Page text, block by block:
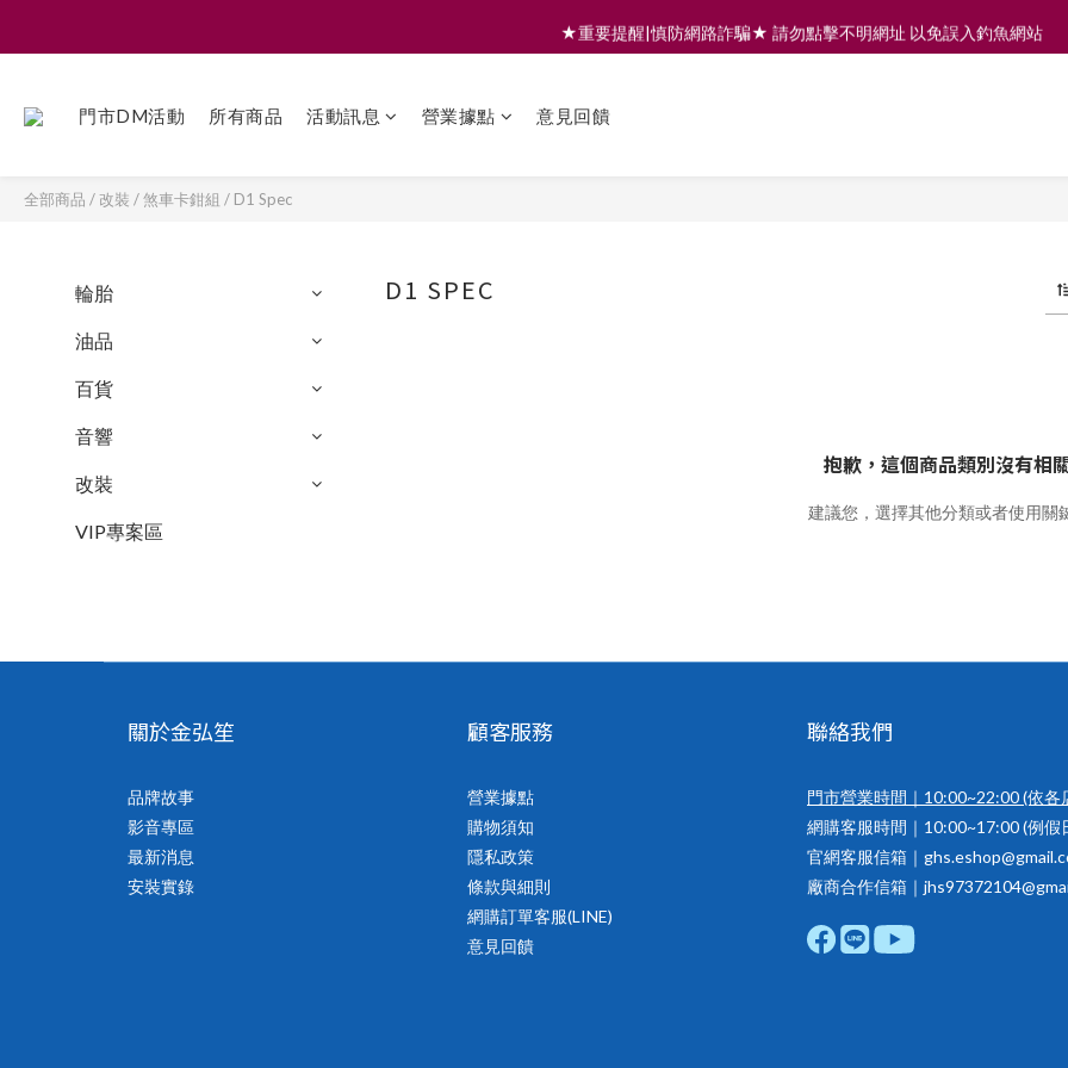
註冊會員享200元購物金 | 全館滿999免運 | 可門市取貨/安裝
★重要提醒|慎防網路詐騙★ 請勿點擊不明網址 以免誤入釣魚網站
門市DM活動 所有商品 活動訊息 營業據點 意見回饋
全部商品 /改裝 /煞車卡鉗組 / D1 Spec
輪胎
油品
百貨
音響
改裝
VIP專案區
D1 SPEC
抱歉，這個商品類別沒有相
建議您，選擇其他分類或者使用關
關於金弘笙
品牌故事
影音專區
最新消息
安裝實錄
顧客服務
營業據點
購物須知
隱私政策
條款與細則
網購訂單客服(LINE)
意見回饋
聯絡我們
門市營業時間｜10:00~22:00(依各
網購客服時間｜10:00~17:00 (例假
官網客服信箱｜
廠商合作信箱｜